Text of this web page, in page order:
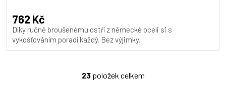
produktu
je
4,5
z
762 Kč
Díky ručně broušenému ostří z německé oceli si s
vykošťováním poradí každý. Bez výjimky.
O
23položek celkem